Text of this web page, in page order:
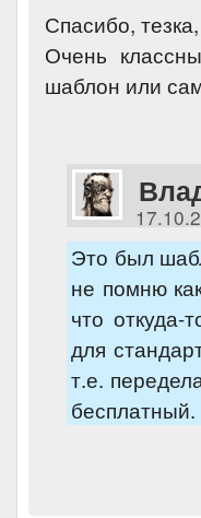
Спасибо,
Очень
шаблон или
Это был
не помню
что откуда-
для
т.е.
бесплатный.